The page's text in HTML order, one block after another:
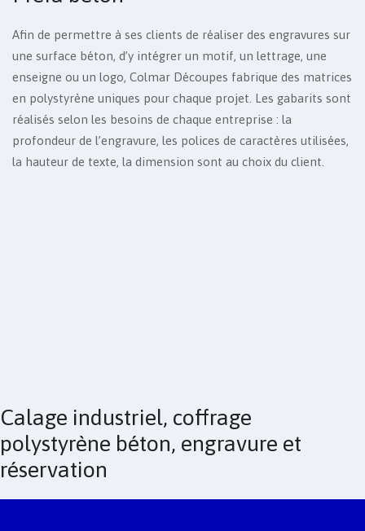
Afin de permettre à ses clients de réaliser des engravures sur
une surface béton, d’y intégrer un motif, un lettrage, une
enseigne ou un logo, Colmar Découpes fabrique des matrices
en polystyrène uniques pour chaque projet. Les gabarits sont
réalisés selon les besoins de chaque entreprise : la
profondeur de l’engravure, les polices de caractères utilisées,
la hauteur de texte, la dimension sont au choix du client.
Calage industriel, coffrage
polystyrène béton, engravure et
réservation